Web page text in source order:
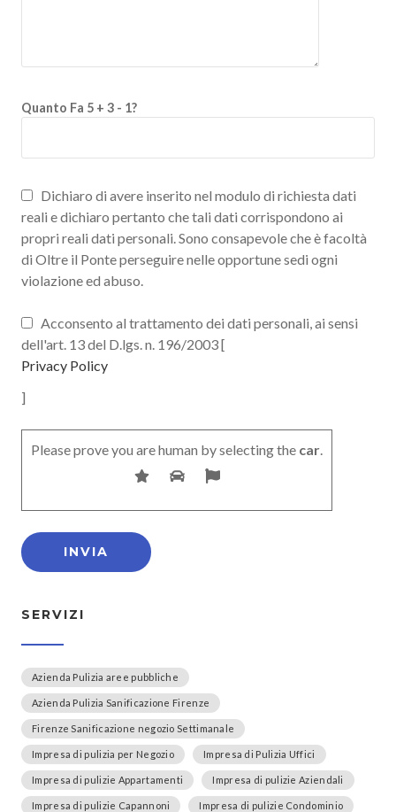
Quanto Fa 5 + 3 - 1?
Dichiaro di avere inserito nel modulo di richiesta dati
reali e dichiaro pertanto che tali dati corrispondono ai
propri reali dati personali. Sono consapevole che è facoltà
di Oltre il Ponte perseguire nelle opportune sedi ogni
violazione ed abuso.
Acconsento al trattamento dei dati personali, ai sensi
dell'art. 13 del D.lgs. n. 196/2003 [
Privacy Policy
]
Please prove you are human by selecting the car.
SERVIZI
Azienda Pulizia aree pubbliche
Azienda Pulizia Sanificazione Firenze
Firenze Sanificazione negozio Settimanale
Impresa di pulizia per Negozio Impresa di Pulizia Uffici
Impresa di pulizie Appartamenti Impresa di pulizie Aziendali
Impresa di pulizie Capannoni Impresa di pulizie Condominio